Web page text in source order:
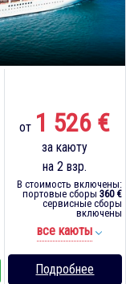
от 1 526 €
за каюту
на 2 взр.
В стоимость включены:
портовые сборы 360 €
сервисные сборы
включены
все каюты
Подробнее